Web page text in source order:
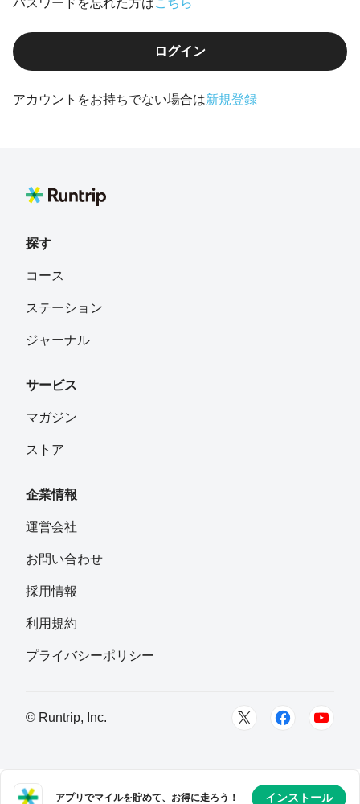
パスワードを忘れた方はこちら
ログイン
アカウントをお持ちでない場合は新規登録
探す
コース
ステーション
ジャーナル
サービス
マガジン
ストア
企業情報
運営会社
お問い合わせ
採用情報
利用規約
プライバシーポリシー
© Runtrip, Inc.
アプリでマイルを貯めて、お得に走ろう！ インストール